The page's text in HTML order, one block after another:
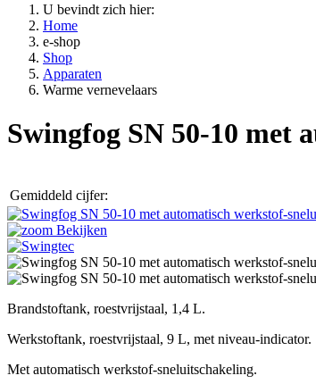
U bevindt zich hier:
Home
e-shop
Shop
Apparaten
Warme vernevelaars
Swingfog SN 50-10 met
Gemiddeld cijfer:
Bekijken
Brandstoftank, roestvrijstaal, 1,4 L.
Werkstoftank, roestvrijstaal, 9 L, met niveau-indicator.
Met automatisch werkstof-sneluitschakeling.